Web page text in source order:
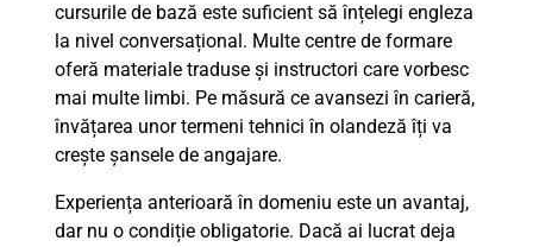
cursurile de bază este suficient să înțelegi engleza
la nivel conversațional. Multe centre de formare
oferă materiale traduse și instructori care vorbesc
mai multe limbi. Pe măsură ce avansezi în carieră,
învățarea unor termeni tehnici în olandeză îți va
crește șansele de angajare.
Experiența anterioară în domeniu este un avantaj,
dar nu o condiție obligatorie. Dacă ai lucrat deja